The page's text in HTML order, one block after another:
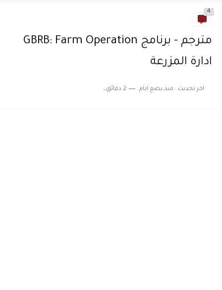
4
مترجم - برنامج GBRB: Farm Operation
ادارة المزرعة
اخر تحديث : منذ بضع ايام 2 دقائق للقراءة